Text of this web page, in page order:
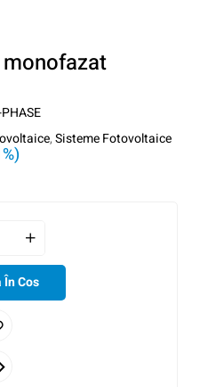
,Sisteme Fotovoltaice
Cos